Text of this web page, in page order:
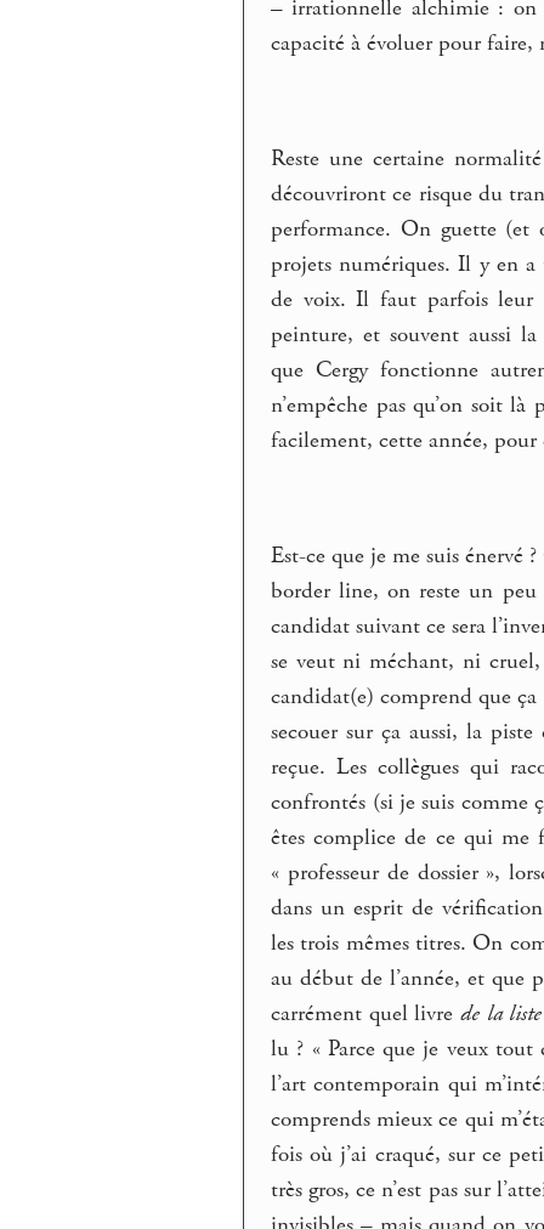
– irrationnelle alchimie :
capacité à évoluer pour faire,
Reste une certaine
découvriront ce risque du
performance. On guette (et
projets numériques. Il y en
de voix. Il faut parfois leur
peinture, et souvent aussi la
que Cergy fonctionne
n’empêche pas qu’on soit
facilement, cette année,
Est-ce que je me suis énervé
border line, on reste un peu
candidat suivant ce sera
se veut ni méchant, ni
candidat(e) comprend que ça
secouer sur ça aussi, la
reçue. Les collègues qui
confrontés (si je suis comme
êtes complice de ce qui me
« professeur de dossier »,
dans un esprit de
les trois mêmes titres. On
au début de l’année, et que
carrément quel livre de la liste
lu ? « Parce que je veux tout
l’art contemporain qui
comprends mieux ce qui
fois où j’ai craqué, sur ce
très gros, ce n’est pas sur